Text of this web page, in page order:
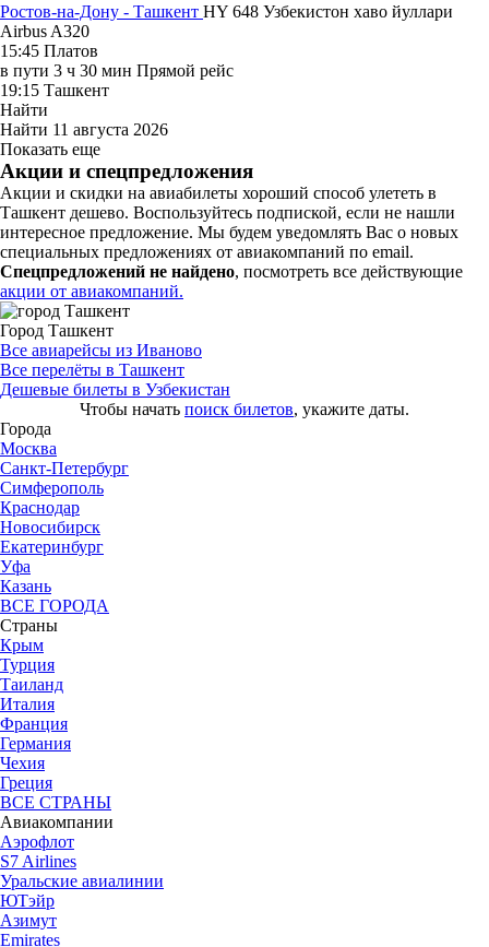
Ростов-на-Дону - Ташкент HY 648 Узбекистон хаво йуллари
Airbus A320
15:45 Платов
в пути 3 ч 30 мин Прямой рейс
19:15 Ташкент
Найти
Найти 11 августа 2026
Показать еще
Акции и спецпредложения
Акции и скидки на авиабилеты хороший способ улететь в
Ташкент дешево. Воспользуйтесь подпиской, если не нашли
интересное предложение. Мы будем уведомлять Вас о новых
специальных предложениях от авиакомпаний по email.
Спецпредложений не найдено, посмотреть все действующие
акции от авиакомпаний.
Город Ташкент
Все авиарейсы из Иваново
Все перелёты в Ташкент
Дешевые билеты в Узбекистан
Чтобы начать поиск билетов, укажите даты.
Города
Москва
Санкт-Петербург
Симферополь
Краснодар
Новосибирск
Екатеринбург
Уфа
Казань
ВСЕ ГОРОДА
Страны
Крым
Турция
Таиланд
Италия
Франция
Германия
Чехия
Греция
ВСЕ СТРАНЫ
Авиакомпании
Аэрофлот
S7 Airlines
Уральские авиалинии
ЮТэйр
Азимут
Emirates